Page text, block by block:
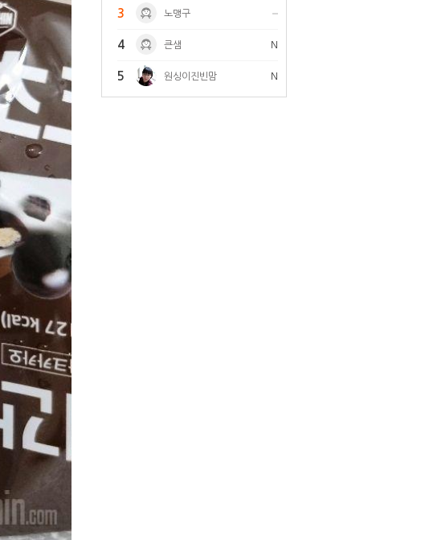
3 노맹구
4 큰샘 N
5 원싱이진빈맘 N